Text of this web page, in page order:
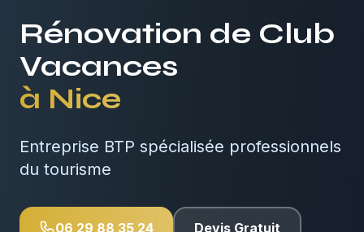
Rénovation de Club
Vacances
à Nice
Entreprise BTP spécialisée professionnels
du tourisme
06 29 88 35 24 Devis Gratuit